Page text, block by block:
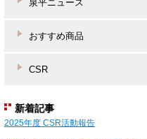
泉平ニュース
おすすめ商品
CSR
新着記事
2025年度 CSR活動報告